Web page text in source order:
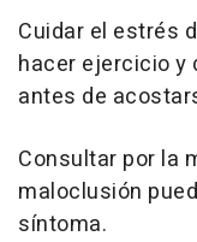
Cuidar el estrés
hacer ejercicio y
antes de
Consultar por la
maloclusión
síntoma.